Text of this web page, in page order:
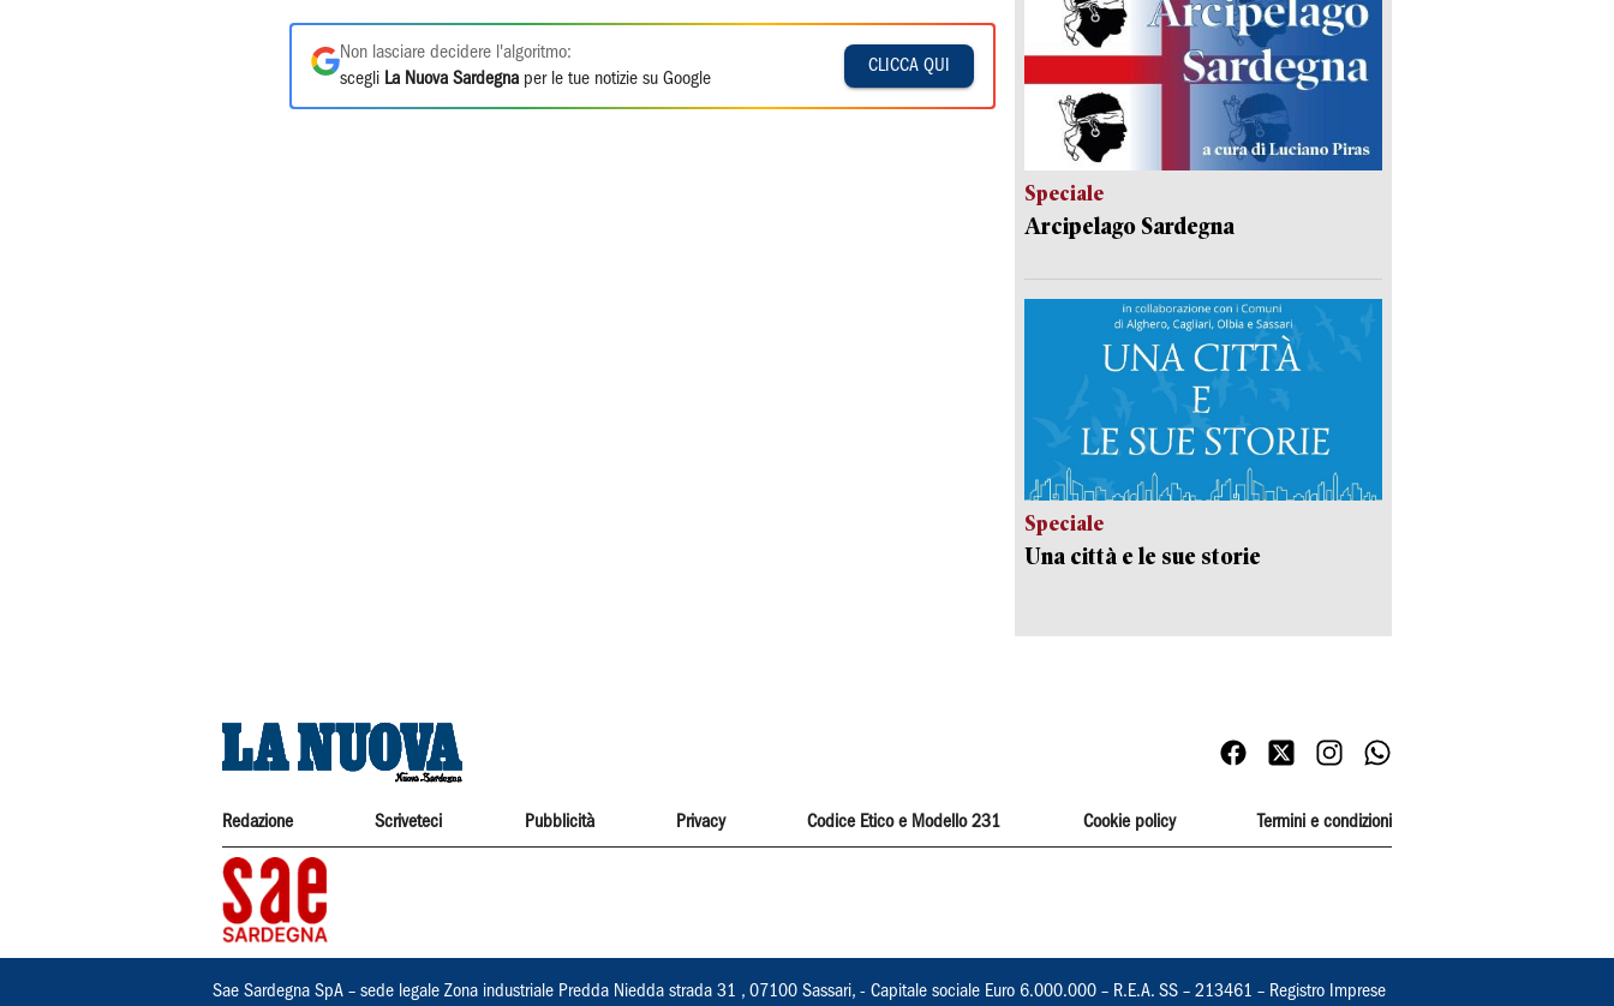
Non lasciare decidere l'algoritmo:
scegli La Nuova Sardegna per le tue notizie su Google
CLICCA QUI
Speciale
Arcipelago Sardegna
Speciale
Una città e le sue storie
Redazione Scriveteci Pubblicità Privacy Codice Etico e Modello 231 Cookie policy Termini e condizioni
Sae Sardegna SpA – sede legale Zona industriale Predda Niedda strada 31 , 07100 Sassari, - Capitale sociale Euro 6.000.000 – R.E.A. SS – 213461 – Registro Imprese